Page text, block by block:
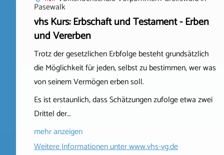
Pasewalk
vhs Kurs: Erbschaft und Testament - Erben
und Vererben
Trotz der gesetzlichen Erbfolge besteht grundsätzlich
die Möglichkeit für jeden, selbst zu bestimmen, wer was
von seinem Vermögen erben soll.
Es ist erstaunlich, dass Schätzungen zufolge etwa zwei
Drittel der…
mehr anzeigen
Weitere Informationen unterwww.vhs-vg.de